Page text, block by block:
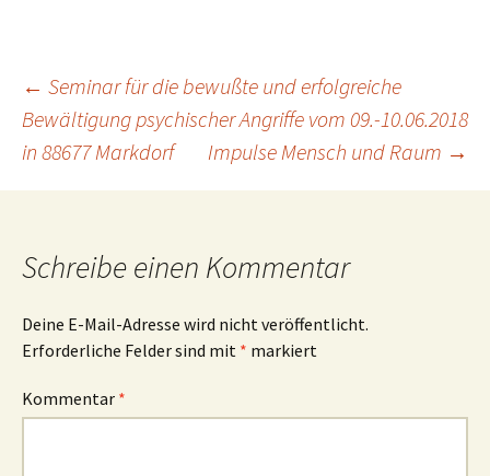
Beitragsnavigation
← Seminar für die bewußte und erfolgreiche
Bewältigung psychischer Angriffe vom 09.-10.06.2018
in 88677 Markdorf
Impulse Mensch und Raum →
Schreibe einen Kommentar
Deine E-Mail-Adresse wird nicht veröffentlicht.
Erforderliche Felder sind mit * markiert
Kommentar *